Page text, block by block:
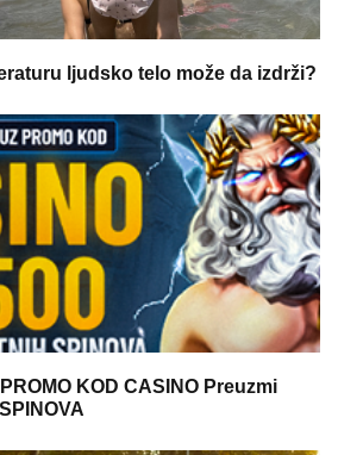
ljudsko telo može da izdrži?
KOD CASINO Preuzmi